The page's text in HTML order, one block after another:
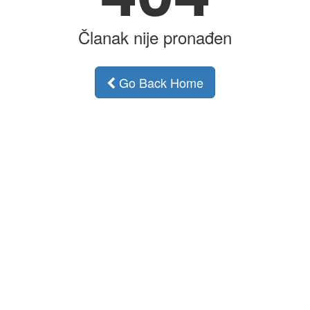
Članak nije pronađen
Go Back Home